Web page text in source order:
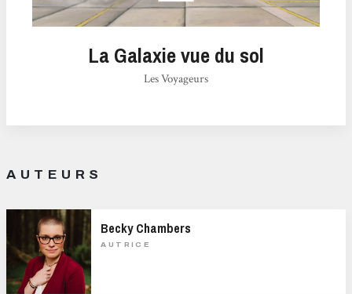
La Galaxie vue du sol
Les Voyageurs
AUTEURS
Becky Chambers
AUTRICE